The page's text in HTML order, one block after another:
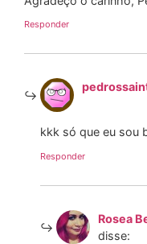
Responder
kkk só que eu sou
Responder
Rosea
disse: